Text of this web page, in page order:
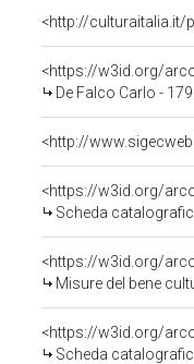
<http://culturaitalia.it/
<https://w3id.org/
De Falco Carlo -
<https://w3id.org/
Scheda
<https://w3id.org/
Misure del bene
<https://w3id.org/
Scheda